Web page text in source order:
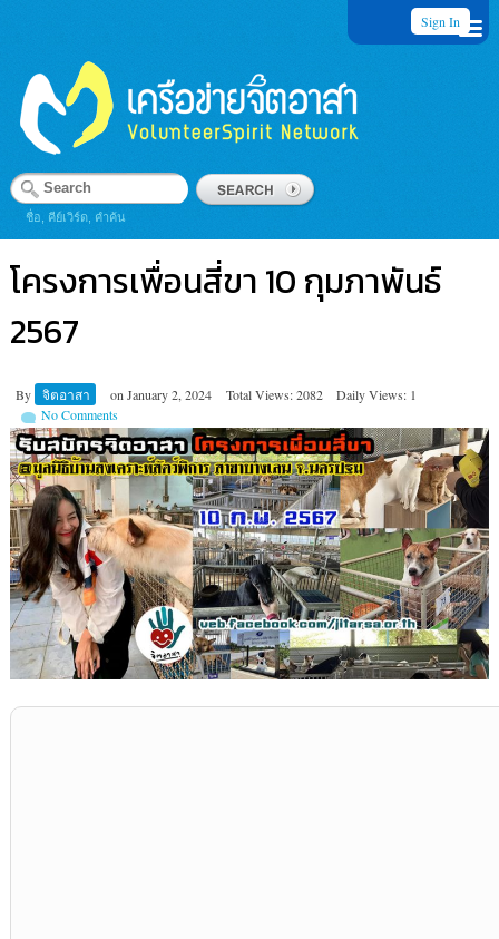
Sign In
ชื่อ, คีย์เวิร์ด, คำค้น
โครงการเพื่อนสี่ขา 10 กุมภาพันธ์
2567
By จิตอาสา on January 2, 2024 Total Views: 2082
Daily Views: 1
No Comments